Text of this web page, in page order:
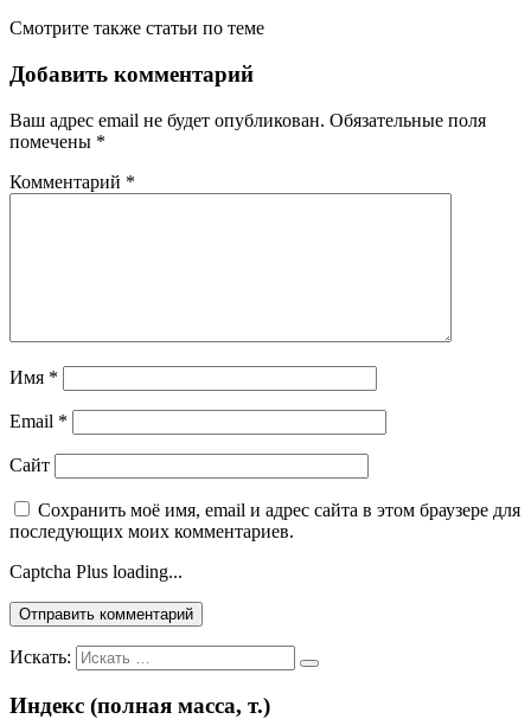
Смотрите также статьи по теме
Добавить комментарий
Ваш адрес email не будет опубликован. Обязательные поля
помечены *
Комментарий *
Имя *
Email *
Сайт
Сохранить моё имя, email и адрес сайта в этом браузере для
последующих моих комментариев.
Captcha Plus loading...
Искать:
Индекс (полная масса, т.)